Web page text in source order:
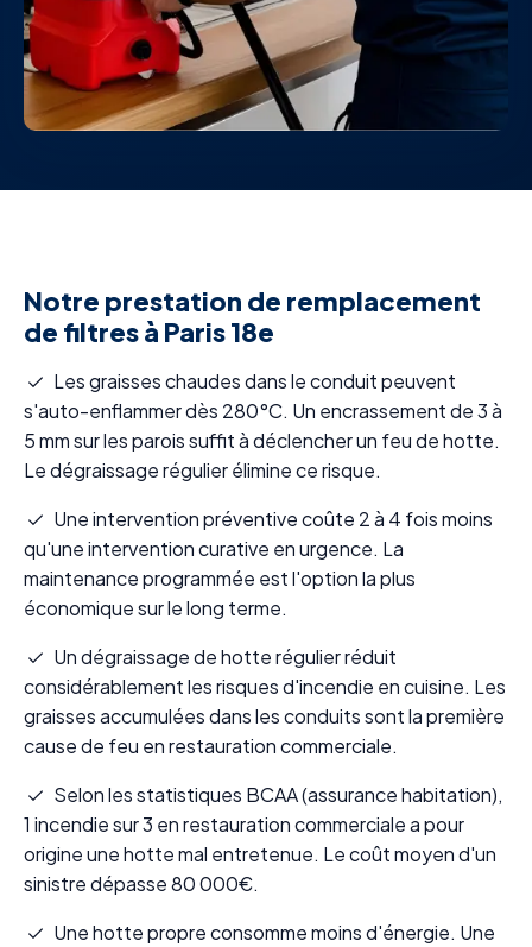
Notre prestation de remplacement
de filtres à Paris 18e
Les graisses chaudes dans le conduit peuvent
s'auto-enflammer dès 280°C. Un encrassement de 3 à
5 mm sur les parois suffit à déclencher un feu de hotte.
Le dégraissage régulier élimine ce risque.
Une intervention préventive coûte 2 à 4 fois moins
qu'une intervention curative en urgence. La
maintenance programmée est l'option la plus
économique sur le long terme.
Un dégraissage de hotte régulier réduit
considérablement les risques d'incendie en cuisine. Les
graisses accumulées dans les conduits sont la première
cause de feu en restauration commerciale.
Selon les statistiques BCAA (assurance habitation),
1 incendie sur 3 en restauration commerciale a pour
origine une hotte mal entretenue. Le coût moyen d'un
sinistre dépasse 80 000€.
Une hotte propre consomme moins d'énergie. Une